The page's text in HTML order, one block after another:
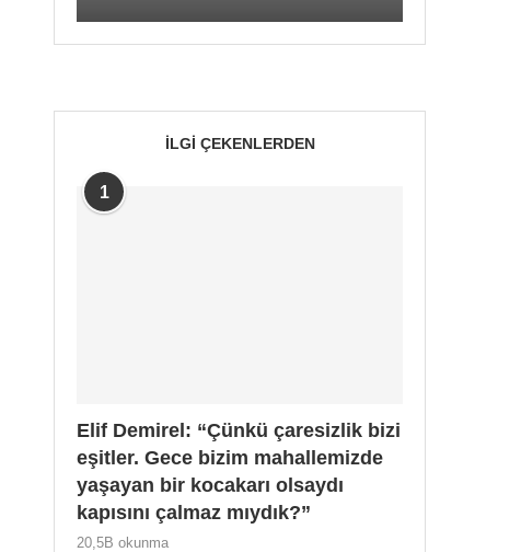
İLGI ÇEKENLERDEN
1
Elif Demirel: “Çünkü çaresizlik bizi
eşitler. Gece bizim mahallemizde
yaşayan bir kocakarı olsaydı
kapısını çalmaz mıydık?”
20,5B okunma